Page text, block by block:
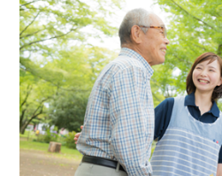
紹介会社を使うメ
介護・看護のお
利用者